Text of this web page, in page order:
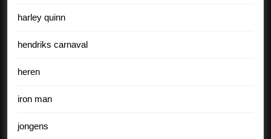
harley quinn
hendriks carnaval
heren
iron man
jongens